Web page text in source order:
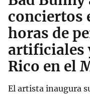
conciertos
horas de
artificiales
Rico en el
El artista inaugura